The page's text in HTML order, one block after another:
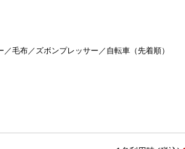
毛布／ズボンプレッサー／自転車（先着順）